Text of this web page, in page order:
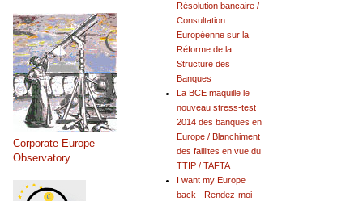
Résolution bancaire /
Consultation
Européenne sur la
Réforme de la
Structure des
Banques
La BCE maquille le
nouveau stress-test
2014 des banques en
Europe / Blanchiment
des faillites en vue du
TTIP / TAFTA
I want my Europe
back - Rendez-moi
Corporate Europe
Observatory